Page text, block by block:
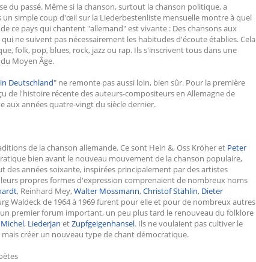
du passé. Même si la chanson, surtout la chanson politique, a
simple coup d'œil sur la Liederbestenliste mensuelle montre à quel
ce pays qui chantent "allemand" est vivante : Des chansons aux
ne suivent pas nécessairement les habitudes d'écoute établies. Cela
folk, pop, blues, rock, jazz ou rap. Ils s'inscrivent tous dans une
Moyen Âge.
Deutschland" ne remonte pas aussi loin, bien sûr. Pour la première
de l'histoire récente des auteurs-compositeurs en Allemagne de
aux années quatre-vingt du siècle dernier.
de la chanson allemande. Ce sont Hein &, Oss Kröher et Peter
bien avant le nouveau mouvement de la chanson populaire,
des années soixante, inspirées principalement par des artistes
propres formes d'expression comprenaient de nombreux noms
, Reinhard Mey,Walter Mossmann,Christof Stählin, Dieter
Waldeck de 1964 à 1969 furent pour elle et pour de nombreux autres
premier forum important, un peu plus tard le renouveau du folklore
, Liederjan etZupfgeigenhansel. Ils ne voulaient pas cultiver le
créer un nouveau type de chant démocratique.